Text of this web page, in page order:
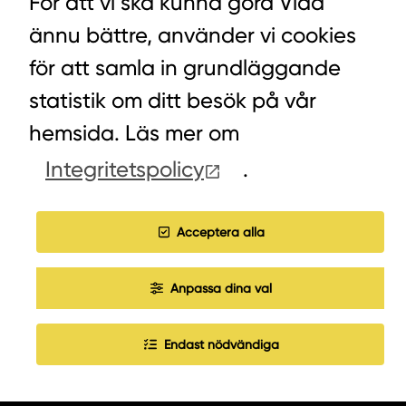
VÄXEL HUVUDKONTORET: 0472-439 00
VÄXEL PELLETS/STALLSTRÖ: 0393-216 50
HITTA INKÖPARE
COOKIES
JOBBA HOS OSS
ännu bättre, använder vi cookies
för att samla in grundläggande
statistik om ditt besök på vår
hemsida. Läs mer om
Integritetspolicy
.
Acceptera alla
Anpassa dina val
Endast nödvändiga